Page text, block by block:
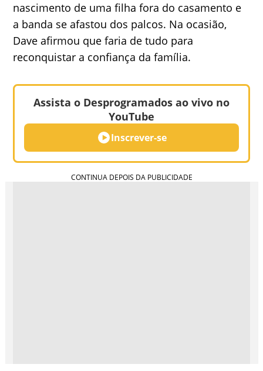
nascimento de uma filha fora do casamento e
a banda se afastou dos palcos. Na ocasião,
Dave afirmou que faria de tudo para
reconquistar a confiança da família.
Assista o Desprogramados ao vivo no
YouTube
Inscrever-se